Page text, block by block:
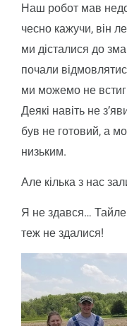
Наш робот мав
чесно кажучи, він
ми дісталися до
почали
ми можемо не
Деякі навіть не
був не готовий, а
низьким.
Але кілька з нас
Я не здався…
теж не здалися!